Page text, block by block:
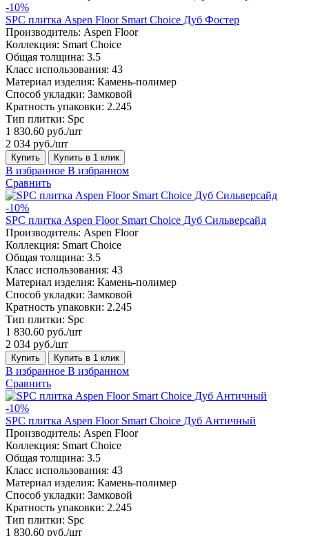
-10%
SPC плитка Aspen Floor Smart Choice Дуб Фостер
Производитель: Aspen Floor
Коллекция: Smart Choice
Общая толщина: 3.5
Класс использования: 43
Материал изделия: Камень-полимер
Способ укладки: Замковой
Кратность упаковки: 2.245
Тип плитки: Spc
1 830.60 руб./шт
2 034 руб./шт
Купить Купить в 1 клик
В избранное В избранном
Сравнить
-10%
SPC плитка Aspen Floor Smart Choice Дуб Сильверсайд
Производитель: Aspen Floor
Коллекция: Smart Choice
Общая толщина: 3.5
Класс использования: 43
Материал изделия: Камень-полимер
Способ укладки: Замковой
Кратность упаковки: 2.245
Тип плитки: Spc
1 830.60 руб./шт
2 034 руб./шт
Купить Купить в 1 клик
В избранное В избранном
Сравнить
-10%
SPC плитка Aspen Floor Smart Choice Дуб Античный
Производитель: Aspen Floor
Коллекция: Smart Choice
Общая толщина: 3.5
Класс использования: 43
Материал изделия: Камень-полимер
Способ укладки: Замковой
Кратность упаковки: 2.245
Тип плитки: Spc
1 830.60 руб./шт